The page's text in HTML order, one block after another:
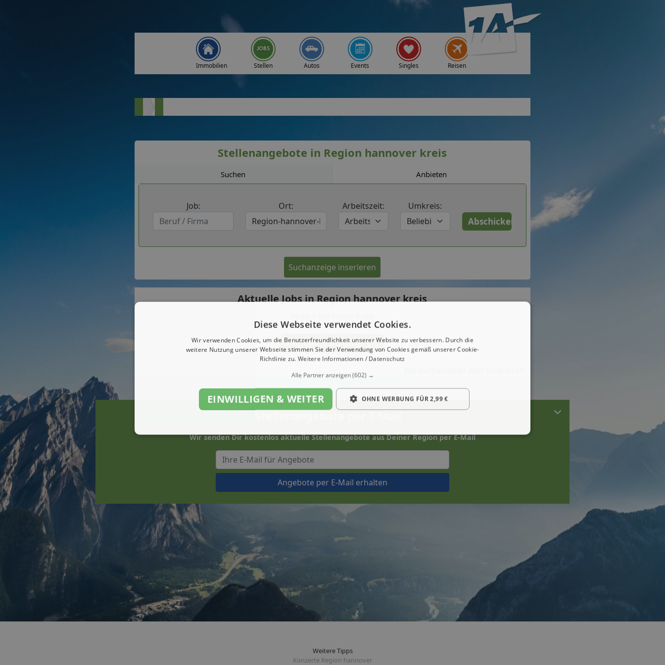
Immobilien Stellen Autos Events Singles Reisen
Stellenangebote in Region hannover kreis
Suchen Anbieten
Job: Ort: Arbeitszeit: Umkreis:
Suchanzeige inserieren
Aktuelle Jobs in Region hannover kreis
Angebote im Umkreis
Wir senden Dir kostenlos aktuelle Stellenangebote aus Deiner Region per E-Mail
Angebote per E-Mail erhalten
Weitere Tipps
Konzerte Region hannover
Diese Webseite verwendet Cookies.
Wir verwenden Cookies, um die Benutzerfreundlichkeit unserer Website zu verbessern. Durch die
weitere Nutzung unserer Webseite stimmen Sie der Verwendung von Cookies gemäß unserer Cookie-
Richtlinie zu. Weitere Informationen / Datenschutz
Alle Partner anzeigen(602) →
EINWILLIGEN & WEITER OHNE WERBUNG FÜR 2,99 €